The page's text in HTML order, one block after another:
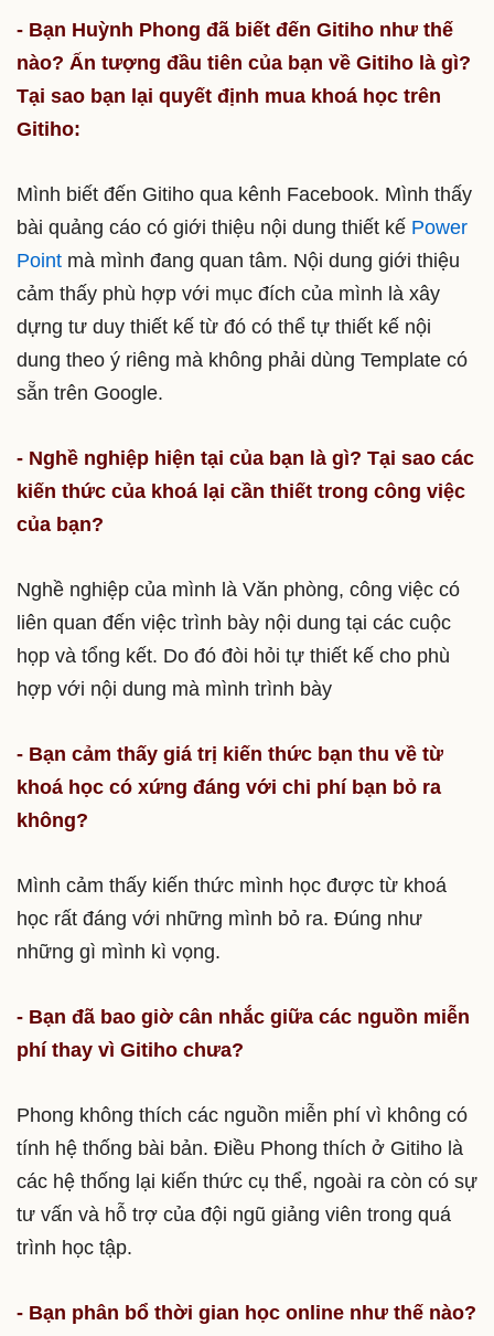
- Bạn Huỳnh Phong đã biết đến Gitiho như thế
nào? Ấn tượng đầu tiên của bạn về Gitiho là gì?
Tại sao bạn lại quyết định mua khoá học trên
Gitiho:
Mình biết đến Gitiho qua kênh Facebook. Mình thấy
bài quảng cáo có giới thiệu nội dung thiết kế Power
Point mà mình đang quan tâm. Nội dung giới thiệu
cảm thấy phù hợp với mục đích của mình là xây
dựng tư duy thiết kế từ đó có thể tự thiết kế nội
dung theo ý riêng mà không phải dùng Template có
sẵn trên Google.
- Nghề nghiệp hiện tại của bạn là gì? Tại sao các
kiến thức của khoá lại cần thiết trong công việc
của bạn?
Nghề nghiệp của mình là Văn phòng, công việc có
liên quan đến việc trình bày nội dung tại các cuộc
họp và tổng kết. Do đó đòi hỏi tự thiết kế cho phù
hợp với nội dung mà mình trình bày
- Bạn cảm thấy giá trị kiến thức bạn thu về từ
khoá học có xứng đáng với chi phí bạn bỏ ra
không?
Mình cảm thấy kiến thức mình học được từ khoá
học rất đáng với những mình bỏ ra. Đúng như
những gì mình kì vọng.
- Bạn đã bao giờ cân nhắc giữa các nguồn miễn
phí thay vì Gitiho chưa?
Phong không thích các nguồn miễn phí vì không có
tính hệ thống bài bản. Điều Phong thích ở Gitiho là
các hệ thống lại kiến thức cụ thể, ngoài ra còn có sự
tư vấn và hỗ trợ của đội ngũ giảng viên trong quá
trình học tập.
- Bạn phân bổ thời gian học online như thế nào?